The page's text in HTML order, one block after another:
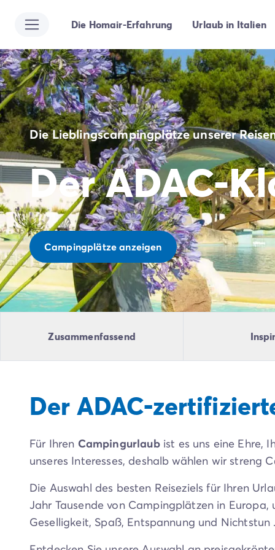
Alle Reiseziele
Campingplatz Abruzzen
Campingplatz Apulien
Campingplatz Emilia Romagna
Campingplatz Rimini
Campingplatz Latium
Campingplatz Rom
Campingplatz Lombardei
Campingplatz Gardasee
Campingplatz Cisano di Bardolino
Campingplatz Riva del Garda
Campingplatz Lago Maggiore
Campingplatz Marken
Campingplatz Sardinien
Campingplatz Toskana
Campingplatz Florenz
Campingplatz Livorno
Campingplatz Umbrien
Campingplatz Venetien
Campingplatz Lazise
Campingplatz Kroatien
Campingplatz Dalmatien
Campingplatz Split
Campingplatz Zadar
Campingplatz Medulin
Campingplatz Porec
Campingplatz Pula
Campingplatz Rovinj
Campingplatz Umag
Die Homair-Erfahrung Urlaub in Italien
Die Lieblingscampingplätze unserer
Der ADAC-
Campingplätze anzeigen
Zusammenfassend
Der ADAC-
Für Ihren Campingurlaubist es uns eine Ehre,
unseres Interesses, deshalb wählen wir streng
Die Auswahl des besten Reiseziels für Ihren
Jahr Tausende von Campingplätzen in
Geselligkeit, Spaß, Entspannung und